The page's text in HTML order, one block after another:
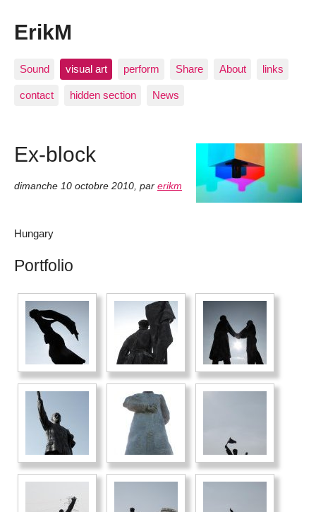
ErikM
Sound visual art perform Share About links
contact hidden section News
Ex-block
dimanche 10 octobre 2010 par erikm
Hungary
Portfolio